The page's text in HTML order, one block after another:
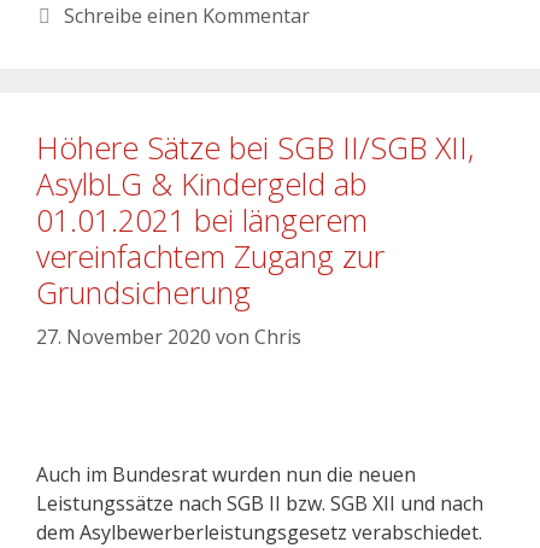
Schreibe einen Kommentar
Höhere Sätze bei SGB II/SGB XII,
AsylbLG & Kindergeld ab
01.01.2021 bei längerem
vereinfachtem Zugang zur
Grundsicherung
27. November 2020 von Chris
Auch im Bundesrat wurden nun die neuen
Leistungssätze nach SGB II bzw. SGB XII und nach
dem Asylbewerberleistungsgesetz verabschiedet.